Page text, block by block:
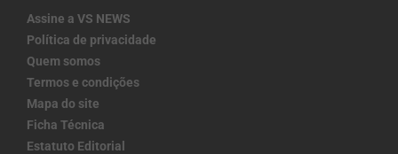
Assine a VS NEWS
Política de privacidade
Quem somos
Termos e condições
Mapa do site
Ficha Técnica
Estatuto Editorial